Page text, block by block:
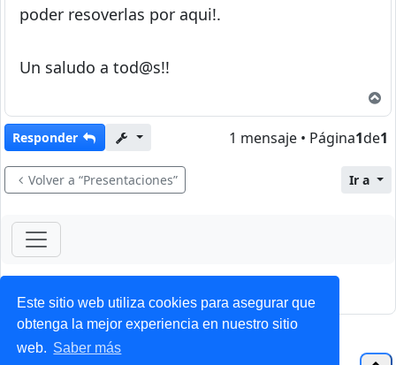
Este sitio web utiliza cookies para asegurar que
obtenga la mejor experiencia en nuestro sitio
web. Saber más
poder resoverlas por aqui!.
Un saludo a tod@s!!
Responder 1 mensaje • Página1de1
Volver a “Presentaciones” Ir a
ForoClub 2025
Privacidad| Condiciones